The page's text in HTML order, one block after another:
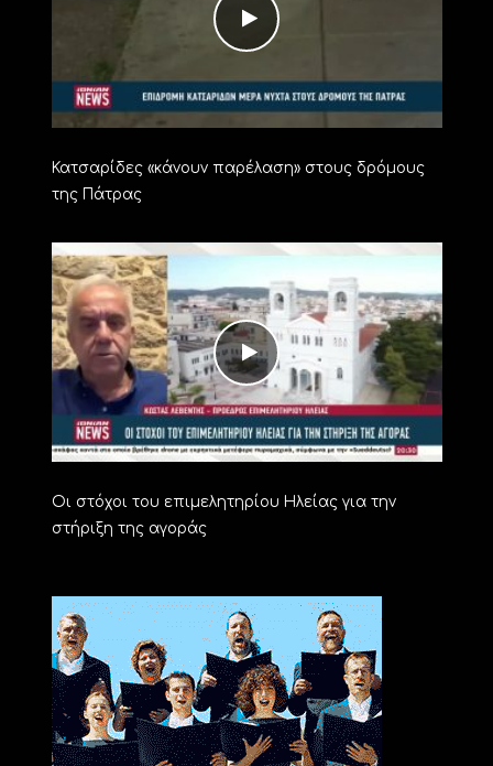
Κατσαρίδες «κάνουν παρέλαση» στους δρόμους
της Πάτρας
Οι στόχοι του επιμελητηρίου Ηλείας για την
στήριξη της αγοράς